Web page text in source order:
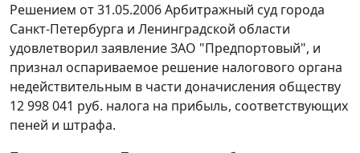
Решением от 31.05.2006 Арбитражный суд города
Санкт-Петербурга и Ленинградской области
удовлетворил заявление ЗАО "Предпортовый", и
признал оспариваемое решение налогового органа
недействительным в части доначисления обществу
12 998 041 руб. налога на прибыль, соответствующих
пеней и штрафа.